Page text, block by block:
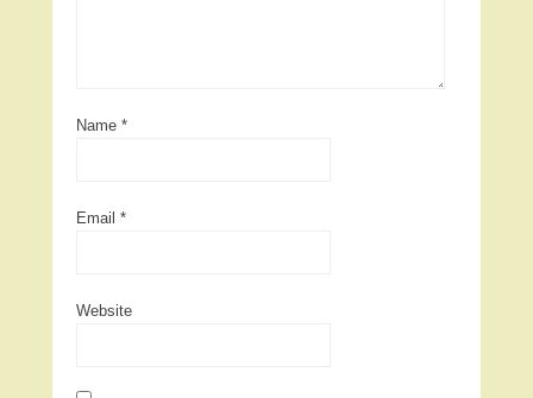
Name *
Email *
Website